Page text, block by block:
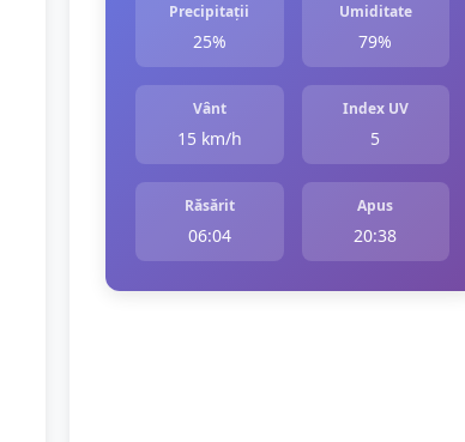
Precipitații
25%
Umiditate
79%
Vânt
15 km/h
Index UV
5
Răsărit
06:04
Apus
20:38